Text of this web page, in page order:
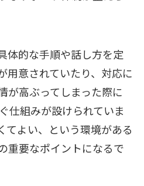
体的な手順や話し方を定
用意されていたり、対応に
が高ぶってしまった際に
仕組みが設けられていま
てよい、という環境がある
重要なポイントになるで